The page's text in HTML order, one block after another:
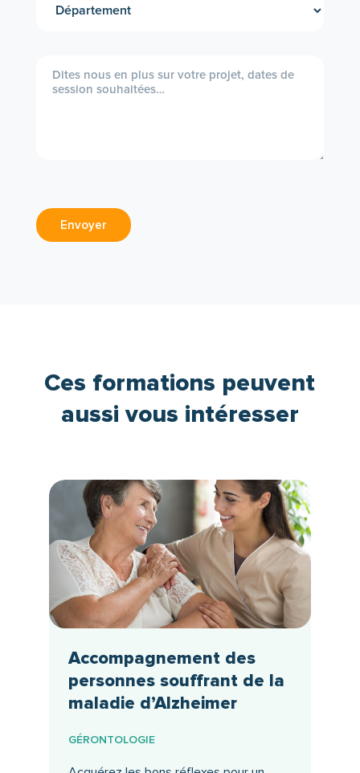
Envoyer
Ces formations peuvent
aussi vous intéresser
Accompagnement des
personnes souffrant de la
maladie d’Alzheimer
GÉRONTOLOGIE